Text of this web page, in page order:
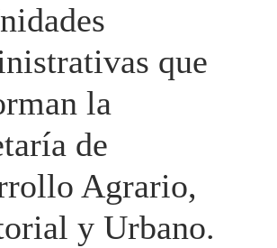
que
la
de
Agrario,
y Urbano.